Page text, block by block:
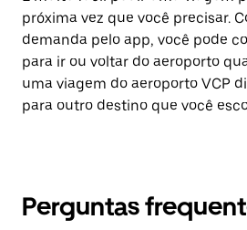
próxima vez que você precisar.
demanda pelo app, você pode
para ir ou voltar do aeroporto
uma viagem do aeroporto VCP
para outro destino que você
Perguntas